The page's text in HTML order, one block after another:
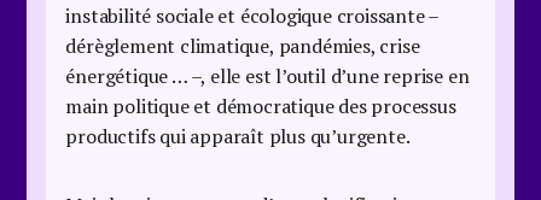
instabilité sociale et écologique croissante –
dérèglement climatique, pandémies, crise
énergétique … –, elle est l’outil d’une reprise en
main politique et démocratique des processus
productifs qui apparaît plus qu’urgente.